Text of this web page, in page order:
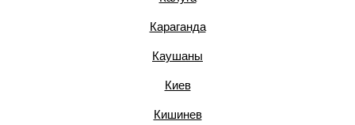
Караганда
Каушаны
Киев
Кишинев